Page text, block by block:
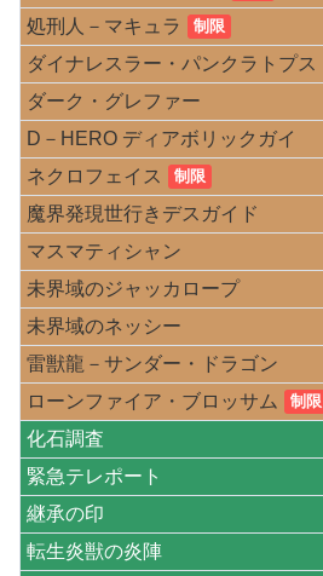
処刑人－マキュラ 制限
ダイナレスラー・パンクラトプス
ダーク・グレファー
D－HERO ディアボリックガイ
ネクロフェイス
制限
魔界発現世行きデスガイド
マスマティシャン
未界域のジャッカロープ
未界域のネッシー
雷獣龍－サンダー・ドラゴン
ローンファイア・ブロッサム
制限
化石調査
緊急テレポート
継承の印
転生炎獣の炎陣